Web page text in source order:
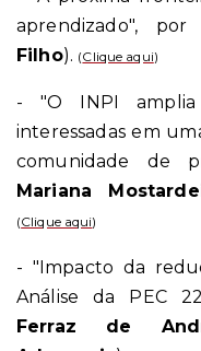
aprendizado", por
Filho). (Clique aqui)
- "O INPI
interessadas em
comunidade de
Mariana
(Clique aqui)
- "Impacto da
Análise da PEC
Ferraz de